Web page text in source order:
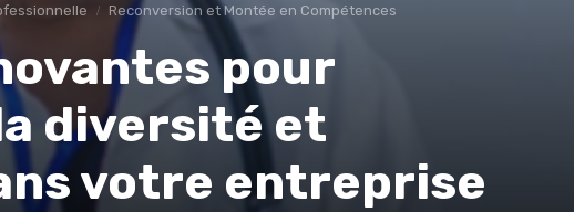
Reconversion et Montée en Compétences
pour
diversité et
votre entreprise